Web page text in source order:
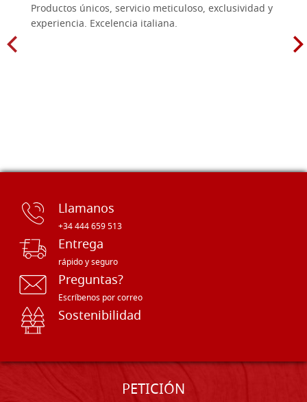
Productos únicos, servicio meticuloso, exclusividad y
experiencia. Excelencia italiana.
Llamanos
+34 444 659 513
Entrega
rápido y seguro
Preguntas?
Escríbenos por correo
Sostenibilidad
PETICIÓN